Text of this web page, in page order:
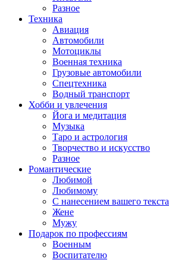
Разное
Техника
Авиация
Автомобили
Мотоциклы
Военная техника
Грузовые автомобили
Спецтехника
Водный транспорт
Хобби и увлечения
Йога и медитация
Музыка
Таро и астрология
Творчество и искусство
Разное
Романтические
Любимой
Любимому
С нанесением вашего текста
Жене
Мужу
Подарок по профессиям
Военным
Воспитателю